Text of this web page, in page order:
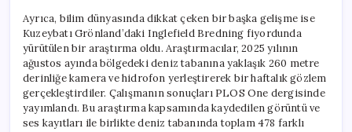
Ayrıca, bilim dünyasında dikkat çeken bir başka gelişme ise
Kuzeybatı Grönland’daki Inglefield Bredning fiyordunda
yürütülen bir araştırma oldu. Araştırmacılar, 2025 yılının
ağustos ayında bölgedeki deniz tabanına yaklaşık 260 metre
derinliğe kamera ve hidrofon yerleştirerek bir haftalık gözlem
gerçekleştirdiler. Çalışmanın sonuçları PLOS One dergisinde
yayımlandı. Bu araştırma kapsamında kaydedilen görüntü ve
ses kayıtları ile birlikte deniz tabanında toplam 478 farklı